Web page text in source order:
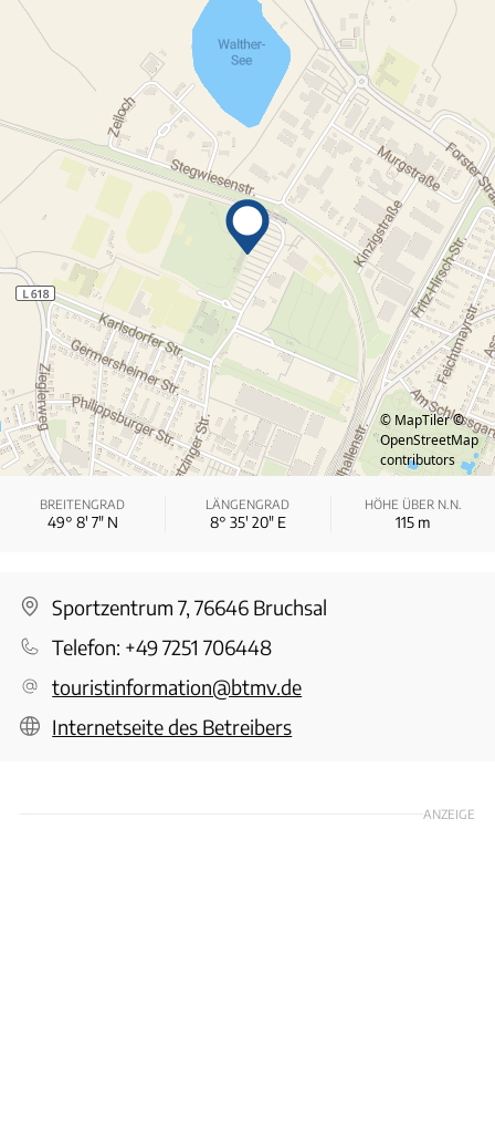
© MapTiler©
OpenStreetMap
contributors
BREITENGRAD
49° 8′ 7″ N
LÄNGENGRAD
8° 35′ 20″ E
HÖHE ÜBER N.N.
115 m
Sportzentrum 7, 76646 Bruchsal
Telefon: +49 7251 706448
touristinformation@btmv.de
Internetseite des Betreibers
ANZEIGE